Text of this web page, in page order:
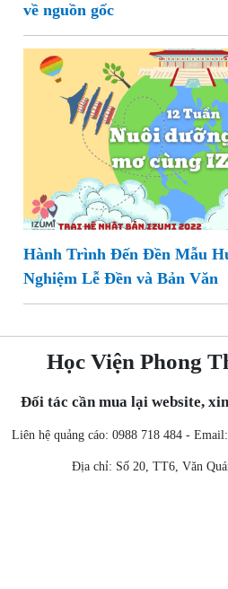
về nguồn gốc
Hành Trình Đến Đền Mẫu
Nghiệm Lễ Đền và Bản Văn
Học Viện Phong
Đối tác cần mua lại website,
Liên hệ quảng cáo: 0988 718 484 - Email:
Địa chỉ: Số 20, TT6, Văn